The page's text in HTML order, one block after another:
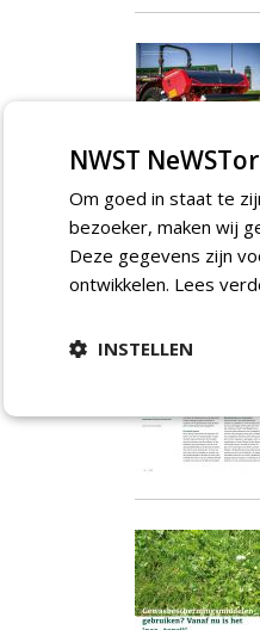
NWST
Om goed in staat te
bezoeker, maken wij
Deze gegevens zijn
ontwikkelen. Lees
INSTELLEN